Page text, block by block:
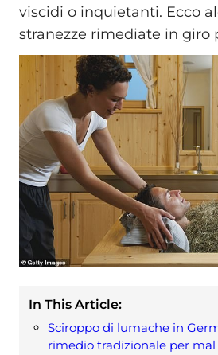
viscidi o inquietanti. Ecco
stranezze rimediate in giro
In This Article:
Sciroppo di lumache in
rimedio tradizionale per mal